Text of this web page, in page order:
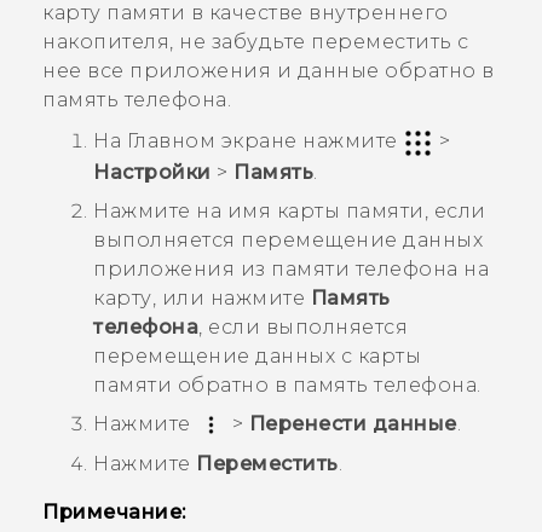
карту памяти в качестве внутреннего
накопителя, не забудьте переместить с
нее все приложения и данные обратно в
память телефона.
На Главном экране нажмите
>
Настройки > Память
Нажмите на имя карты памяти, если
выполняется перемещение данных
приложения из памяти телефона на
карту, или нажмите Память
телефона , если выполняется
перемещение данных с карты
памяти обратно в память телефона.
Нажмите
> Перенести данные.
Нажмите Переместить.
Примечание: